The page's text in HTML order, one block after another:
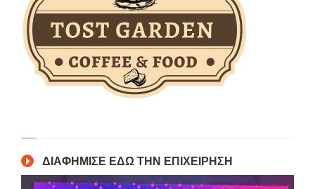
ΔΙΑΦΗΜΙΣΕ ΕΔΩ ΤΗΝ ΕΠΙΧΕΙΡΗΣΗ